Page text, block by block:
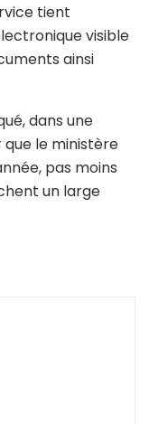
tient
visible
ainsi
dans une
le ministère
pas moins
un large